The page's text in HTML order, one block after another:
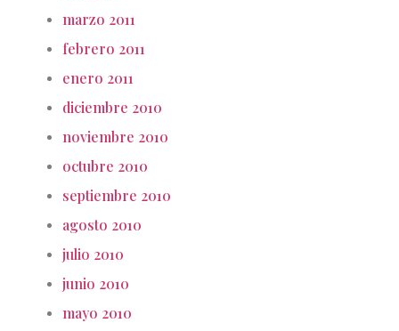
marzo 2011
febrero 2011
enero 2011
diciembre 2010
noviembre 2010
octubre 2010
septiembre 2010
agosto 2010
julio 2010
junio 2010
mayo 2010